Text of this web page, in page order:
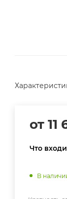
от 11
Что
В